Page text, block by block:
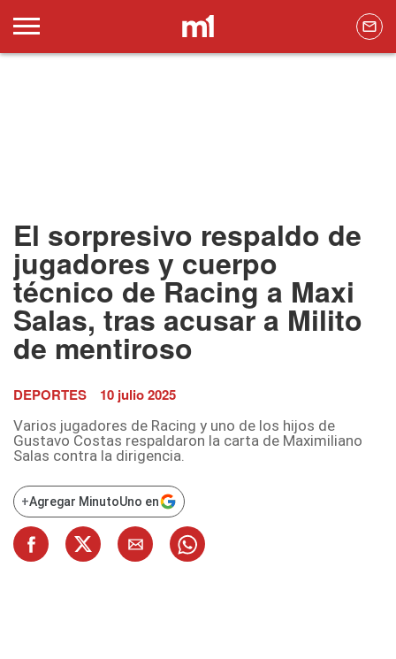
El sorpresivo respaldo de
jugadores y cuerpo
técnico de Racing a Maxi
Salas, tras acusar a Milito
de mentiroso
DEPORTES 10 julio 2025
Varios jugadores de Racing y uno de los hijos de
Gustavo Costas respaldaron la carta de Maximiliano
Salas contra la dirigencia.
+Agregar MinutoUno en